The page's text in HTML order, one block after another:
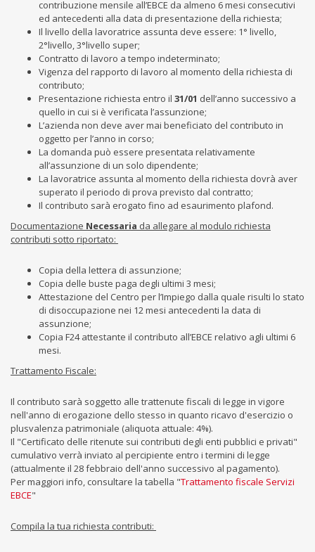
contribuzione mensile all’EBCE da almeno 6 mesi consecutivi
ed antecedenti alla data di presentazione della richiesta;
Il livello della lavoratrice assunta deve essere: 1° livello,
2°livello, 3°livello super;
Contratto di lavoro a tempo indeterminato;
Vigenza del rapporto di lavoro al momento della richiesta di
contributo;
Presentazione richiesta entro il 31/01 dell’anno successivo a
quello in cui si è verificata l’assunzione;
L’azienda non deve aver mai beneficiato del contributo in
oggetto per l’anno in corso;
La domanda può essere presentata relativamente
all’assunzione di un solo dipendente;
La lavoratrice assunta al momento della richiesta dovrà aver
superato il periodo di prova previsto dal contratto;
Il contributo sarà erogato fino ad esaurimento plafond.
Documentazione Necessaria da allegare al modulo richiesta
contributi sotto riportato:
Copia della lettera di assunzione;
Copia delle buste paga degli ultimi 3 mesi;
Attestazione del Centro per l’Impiego dalla quale risulti lo stato
di disoccupazione nei 12 mesi antecedenti la data di
assunzione;
Copia F24 attestante il contributo all’EBCE relativo agli ultimi 6
mesi.
Trattamento Fiscale:
Il contributo sarà soggetto alle trattenute fiscali di legge in vigore
nell'anno di erogazione dello stesso in quanto ricavo d'esercizio o
plusvalenza patrimoniale (aliquota attuale: 4%).
Il "Certificato delle ritenute sui contributi degli enti pubblici e privati"
cumulativo verrà inviato al percipiente entro i termini di legge
(attualmente il 28 febbraio dell'anno successivo al pagamento).
Per maggiori info, consultare la tabella "Trattamento fiscale Servizi
EBCE"
Compila la tua richiesta contributi: